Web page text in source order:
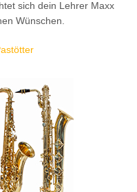
sich dein Lehrer Maxx
Wünschen.